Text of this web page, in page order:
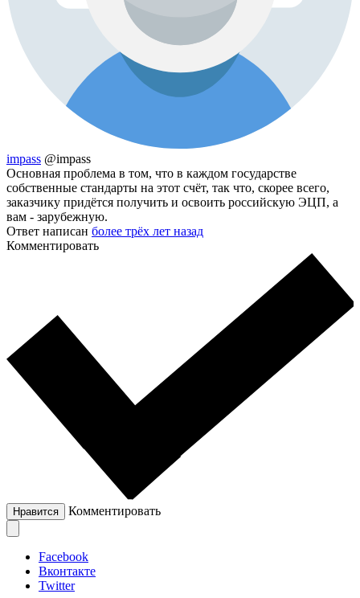
impass @impass
Основная проблема в том, что в каждом государстве
собственные стандарты на этот счёт, так что, скорее всего,
заказчику придётся получить и освоить российскую ЭЦП, а
вам - зарубежную.
Ответ написан более трёх лет назад
Комментировать
Нравится Комментировать
Facebook
Вконтакте
Twitter